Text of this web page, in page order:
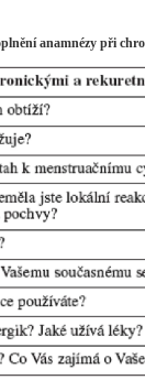
anamnézy při